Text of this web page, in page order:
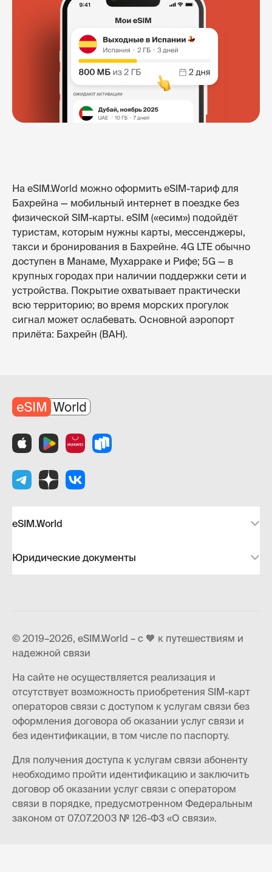
На eSIM.World можно оформить eSIM-тариф для
Бахрейна — мобильный интернет в поездке без
физической SIM-карты. eSIM («есим») подойдёт
туристам, которым нужны карты, мессенджеры,
такси и бронирования в Бахрейне. 4G LTE обычно
доступен в Манаме, Мухарраке и Рифе; 5G — в
крупных городах при наличии поддержки сети и
устройства. Покрытие охватывает практически
всю территорию; во время морских прогулок
сигнал может ослабевать. Основной аэропорт
прилёта: Бахрейн (BAH).
eSIM.World
Юридические документы
© 2019–2026, eSIM.World – с 🧡 к путешествиям и
надежной связи
На сайте не осуществляется реализация и
отсутствует возможность приобретения SIM-карт
операторов связи с доступом к услугам связи без
оформления договора об оказании услуг связи и
без идентификации, в том числе по паспорту.
Для получения доступа к услугам связи абоненту
необходимо пройти идентификацию и заключить
договор об оказании услуг связи с оператором
связи в порядке, предусмотренном Федеральным
законом от 07.07.2003 № 126-ФЗ «О связи».